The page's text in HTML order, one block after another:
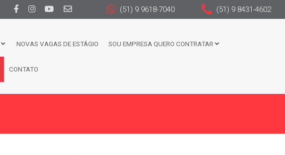
(51) 9 9618-7040 (51) 9 8431-4602
NOVAS VAGAS DE ESTÁGIO SOU EMPRESA QUERO CONTRATAR
CONTATO